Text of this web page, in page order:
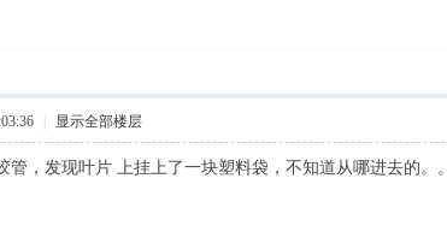
显示全部楼层
管，发现叶片 上挂上了一块塑料袋，不知道从哪进去的。。